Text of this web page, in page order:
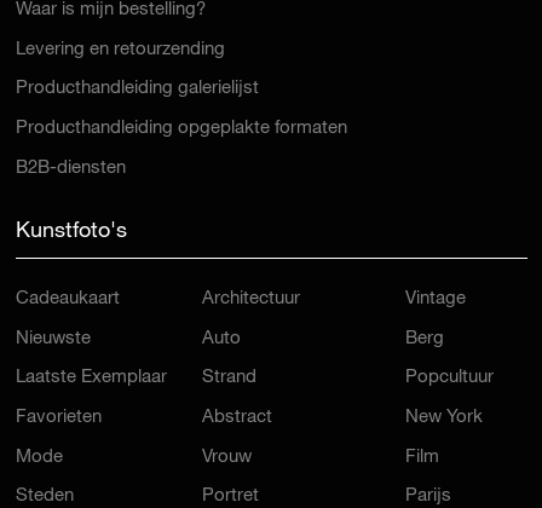
Waar is mijn bestelling?
Levering en retourzending
Producthandleiding galerielijst
Producthandleiding opgeplakte formaten
B2B-diensten
Kunstfoto's
Cadeaukaart
Nieuwste
Laatste Exemplaar
Favorieten
Mode
Steden
Architectuur
Auto
Strand
Abstract
Vrouw
Portret
Vintage
Berg
Popcultuur
New York
Film
Parijs